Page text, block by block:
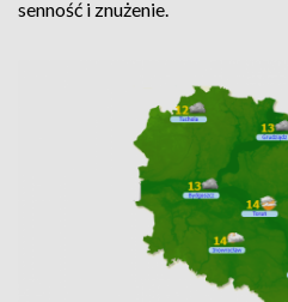
senność i znużenie.